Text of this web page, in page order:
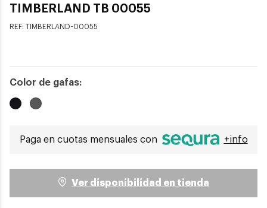
TIMBERLAND TB 00055
REF: TIMBERLAND-00055
Color de gafas:
Paga en cuotas mensuales con +info
Ver disponibilidad en tienda